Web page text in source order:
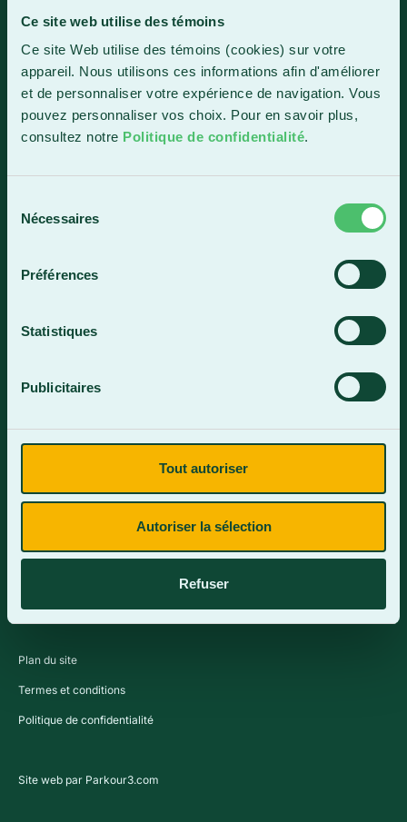
Ce site web utilise des témoins
Ce site Web utilise des témoins (cookies) sur votre
appareil. Nous utilisons ces informations afin d'améliorer
et de personnaliser votre expérience de navigation. Vous
pouvez personnaliser vos choix. Pour en savoir plus,
consultez notre Politique de confidentialité.
Nécessaires
Préférences
Statistiques
Publicitaires
Tout autoriser
Autoriser la sélection
Refuser
Sainte-Marie
Sainte-Marie (Québec) G6E 0R1
Horaire de la réception
Lundi-vendredi : 7 h 30 à 15 h 30
4409, rue Dollard
Lundi-vendredi : 8 h à 16 h
Contactez-nous
Plan du site
Termes et conditions
Politique de confidentialité
Site web par Parkour3.com